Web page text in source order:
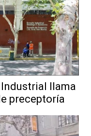
Industrial llama
preceptoría